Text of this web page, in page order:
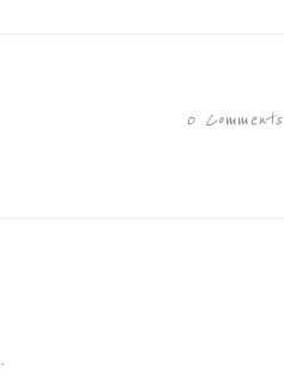
0 Comments